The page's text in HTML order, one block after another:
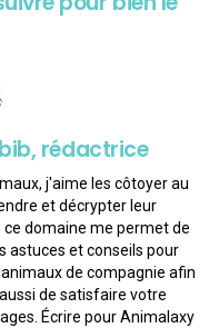
rédactrice
j'aime les côtoyer au
et décrypter leur
domaine me permet de
astuces et conseils pour
de compagnie afin
de satisfaire votre
Écrire pour Animalaxy